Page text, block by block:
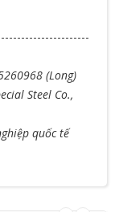
(Long)
Steel Co.,
quốc tế